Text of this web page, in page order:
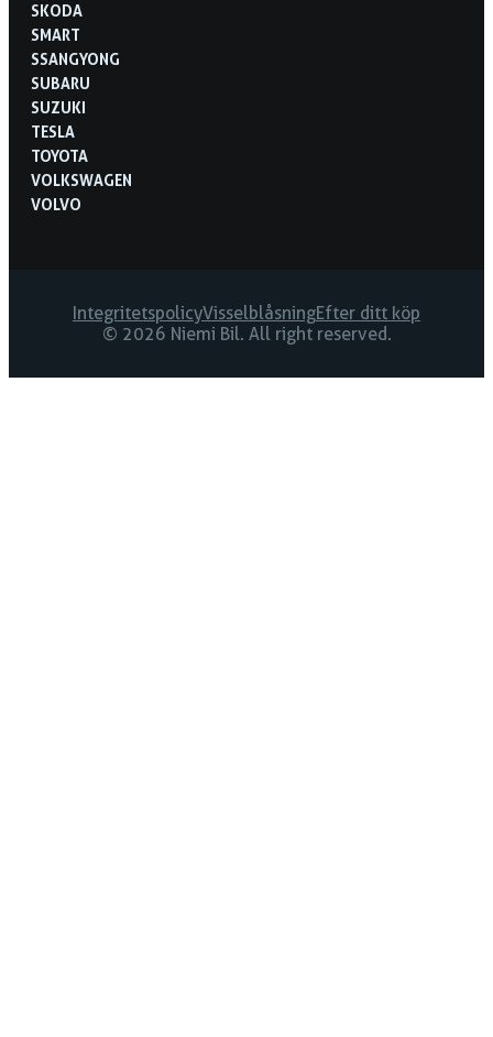
SKODA
SMART
SSANGYONG
SUBARU
SUZUKI
TESLA
TOYOTA
VOLKSWAGEN
VOLVO
IntegritetspolicyVisselblåsningEfter ditt köp
© 2026 Niemi Bil. All right reserved.